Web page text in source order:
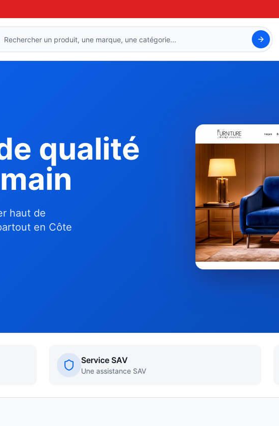
qualité
haut de
en Côte
Service SAV
Une assistance SAV